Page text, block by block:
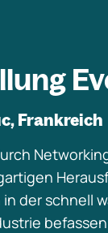
Frankreich
der schnell